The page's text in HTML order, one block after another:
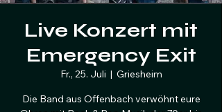
Live Konzert mit
Emergency Exit
Fr., 25. Juli
  |
Griesheim
Die Band aus Offenbach verwöhnt eure